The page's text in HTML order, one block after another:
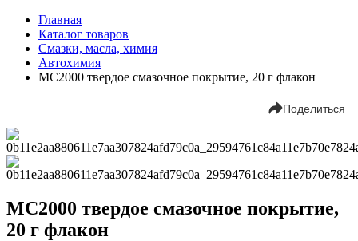
Главная
Каталог товаров
Смазки, масла, химия
Автохимия
МС2000 твердое смазочное покрытие, 20 г флакон
Поделиться
МС2000 твердое смазочное покрытие,
20 г флакон